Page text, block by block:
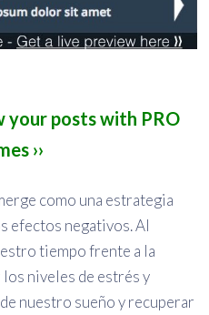
your posts with PRO
››
como una estrategia
efectos negativos. Al
tiempo frente a la
niveles de estrés y
nuestro sueño y recuperar